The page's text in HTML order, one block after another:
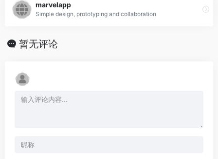
marvelapp
Simple design, prototyping and collaboration
暂无评论